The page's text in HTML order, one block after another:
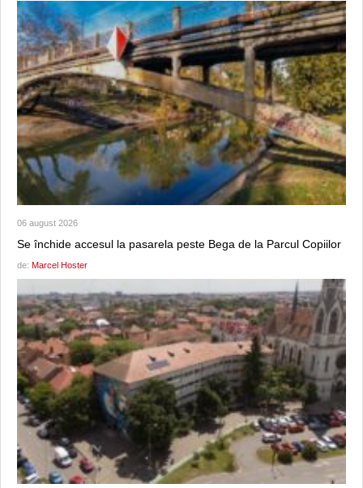
06 august 2026
Se închide accesul la pasarela peste Bega de la Parcul Copiilor
de: Marcel Hoster